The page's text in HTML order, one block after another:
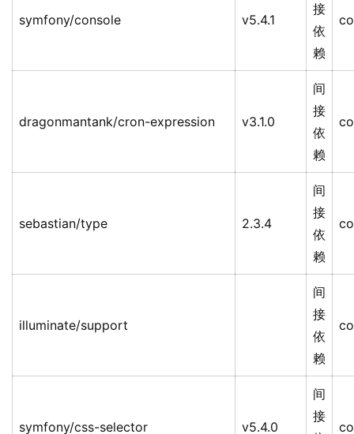
symfony/console v5.4.1
接
依
赖
dragonmantank/cron-expression v3.1.0
间
接
依
赖
sebastian/type 2.3.4
间
接
依
赖
illuminate/support
间
接
依
赖
symfony/css-selector v5.4.0
间
接